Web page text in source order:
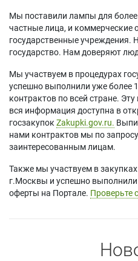
Мы поставили лампы для более
частные лица, и коммерческие
государственные учреждения.
государство. Нам доверяют
Мы участвуем в процедурах
успешно выполнили уже более
контрактов по всей стране.
вся информация доступна в
госзакупок Zakupki.gov.ru.
нами контрактов мы по
заинтересованным лицам.
Также мы участвуем в
г.Москвы и успешно выполнили
оферты на Портале. Проверьте